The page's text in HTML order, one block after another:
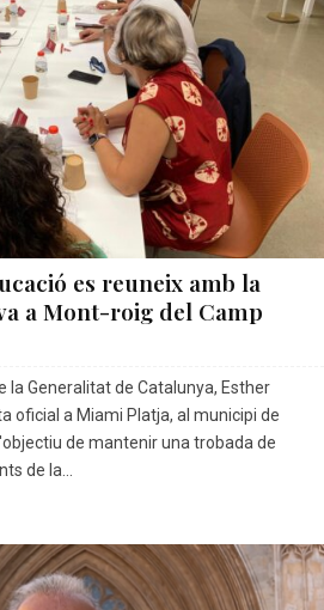
es reuneix amb la
a Mont-roig del Camp
la Generalitat de Catalunya, Esther
oficial a Miami Platja, al municipi de
de mantenir una trobada de
de la...